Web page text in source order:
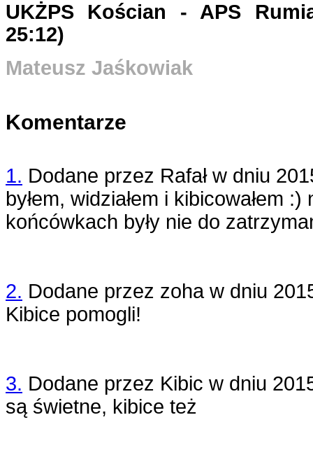
UKŻPS Kościan - APS
25:12)
Mateusz Jaśkowiak
Komentarze
1. Dodane przez Rafałw dniu
byłem, widziałem i kibicowałem
końcówkach były nie do
2. Dodane przez zohaw dniu
Kibice pomogli!
3. Dodane przez Kibic w dniu
są świetne, kibice też